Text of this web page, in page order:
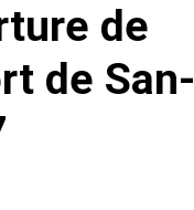
de
de San-